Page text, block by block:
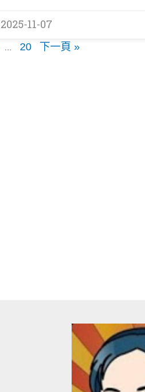
2025-11-07
... 20 下一頁 »